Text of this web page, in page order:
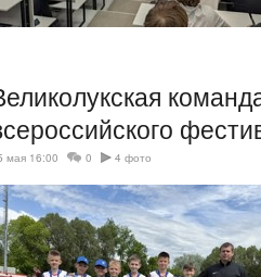
мая 16:00 0 4 фото